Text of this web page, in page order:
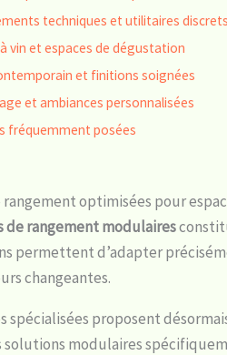
techniques et utilitaires discrets
vin et espaces de dégustation
et finitions soignées
et ambiances personnalisées
fréquemment posées
optimisées pour
de rangement modulaires
permettent d’adapter
changeantes.
spécialisées proposent
solutions modulaires